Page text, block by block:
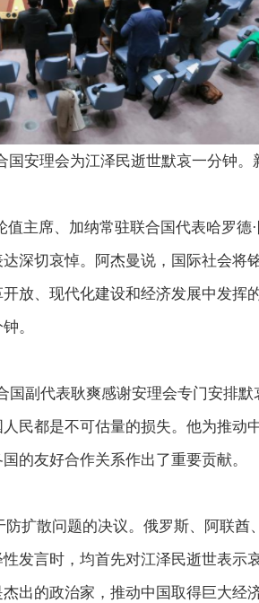
安理会为江泽民逝世默哀一分钟。
主席、加纳常驻联合国代表哈罗德
深切哀悼。阿杰曼说，国际社会将
放、现代化建设和经济发展中发挥
。
副代表耿爽感谢安理会专门安排默
民都是不可估量的损失。他为推动
的友好合作关系作出了重要贡献。
扩散问题的决议。俄罗斯、阿联酋
发言时，均首先对江泽民逝世表示
出的政治家，推动中国取得巨大经